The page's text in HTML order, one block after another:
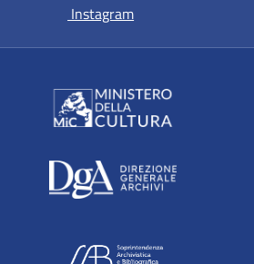
Instagramsi apre in una nuova